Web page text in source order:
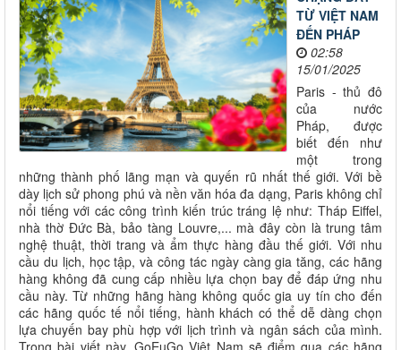
TỪ VIỆT NAM
ĐẾN PHÁP
02:58
15/01/2025
Paris - thủ đô
của nước
Pháp, được
biết đến như
một trong
những thành phố lãng mạn và quyến rũ nhất thế giới. Với bề
dày lịch sử phong phú và nền văn hóa đa dạng, Paris không chỉ
nổi tiếng với các công trình kiến trúc tráng lệ như: Tháp Eiffel,
nhà thờ Đức Bà, bảo tàng Louvre,... mà đây còn là trung tâm
nghệ thuật, thời trang và ẩm thực hàng đầu thế giới. Với nhu
cầu du lịch, học tập, và công tác ngày càng gia tăng, các hãng
hàng không đã cung cấp nhiều lựa chọn bay để đáp ứng nhu
cầu này. Từ những hãng hàng không quốc gia uy tín cho đến
các hãng quốc tế nổi tiếng, hành khách có thể dễ dàng chọn
lựa chuyến bay phù hợp với lịch trình và ngân sách của mình.